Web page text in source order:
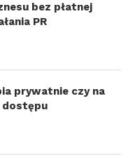
bez płatnej
PR
prywatnie czy na
dostępu